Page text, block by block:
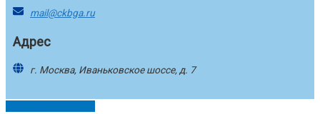
mail@ckbga.ru
Адрес
г. Москва, Иваньковское шоссе, д. 7